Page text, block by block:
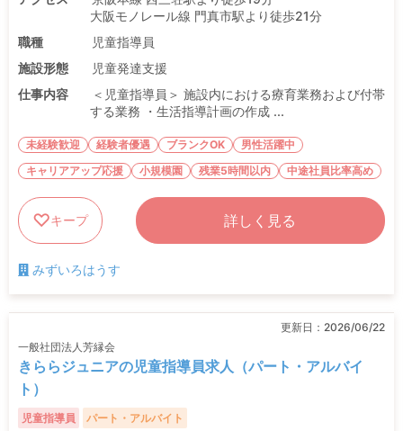
大阪モノレール線 門真市駅より徒歩21分
職種
児童指導員
施設形態
児童発達支援
仕事内容
＜児童指導員＞ 施設内における療育業務および付帯
する業務 ・生活指導計画の作成 ...
未経験歓迎 経験者優遇 ブランクOK
男性活躍中
キャリアアップ応援
小規模園 残業5時間以内 中途社員比率高め
キープ 詳しく見る
みずいろはうす
更新日： 2026/06/22
一般社団法人芳縁会
きららジュニアの児童指導員求人（パート・アルバイ
ト）
児童指導員 パート・アルバイト